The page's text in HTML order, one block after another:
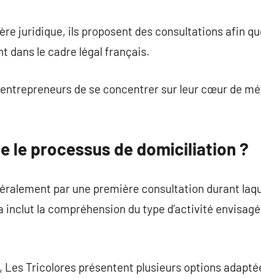
juridique, ils proposent des consultations afin
dans le cadre légal français.
de se concentrer sur leur cœur de
le processus de domiciliation ?
par une première consultation durant
inclut la compréhension du type d’activité
Les Tricolores présentent plusieurs options